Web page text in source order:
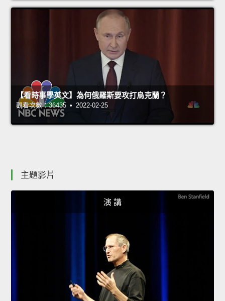
【看時事學英文】為何俄羅斯要攻打烏克蘭？
觀看次數：36435 • 2022-02-25
主題影片
演 講